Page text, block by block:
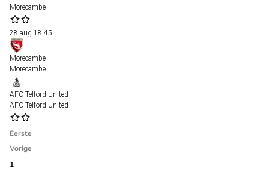
Morecambe
28 aug 18:45
Morecambe
Morecambe
AFC Telford United
AFC Telford United
Eerste
Vorige
1